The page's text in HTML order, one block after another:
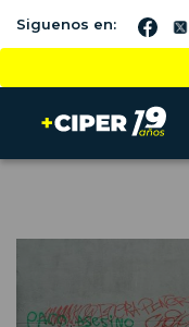
Siguenos en: